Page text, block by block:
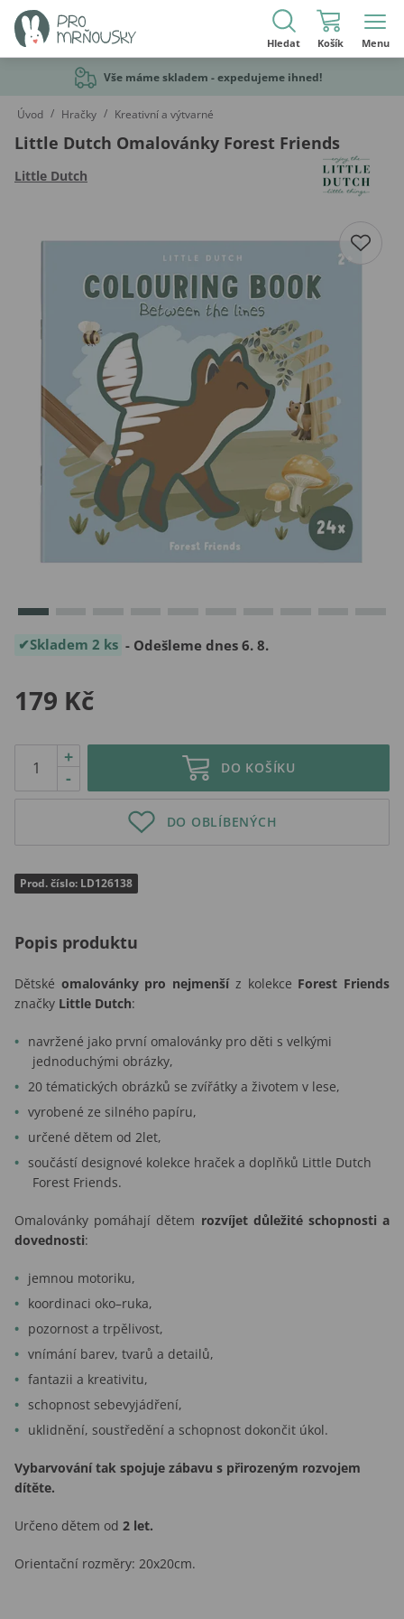
Hledat Košík Menu
Vše máme skladem - expedujeme ihned!
Úvod / Hračky / Kreativní a výtvarné
Little Dutch Omalovánky Forest Friends
Little Dutch
Skladem 2 ks - Odešleme dnes 6. 8.
179 Kč
-
+
DO KOŠÍKU
DO OBLÍBENÝCH
Prod. číslo: LD126138
Popis produktu
Dětské omalovánky pro nejmenšíz kolekce Forest Friends
značky Little Dutch:
navržené jako první omalovánky pro děti s velkými
jednoduchými obrázky,
20 tématických obrázků se zvířátky a životem v lese,
vyrobené ze silného papíru,
určené dětem od 2let,
součástí designové kolekce hraček a doplňků Little Dutch
Forest Friends.
Omalovánky pomáhají dětem rozvíjet důležité schopnosti a
dovednosti:
jemnou motoriku,
koordinaci oko–ruka,
pozornost a trpělivost,
vnímání barev, tvarů a detailů,
fantazii a kreativitu,
schopnost sebevyjádření,
uklidnění, soustředění a schopnost dokončit úkol.
Vybarvování tak spojuje zábavu s přirozeným rozvojem
dítěte.
Určeno dětem od 2 let.
Orientační rozměry: 20x20cm.